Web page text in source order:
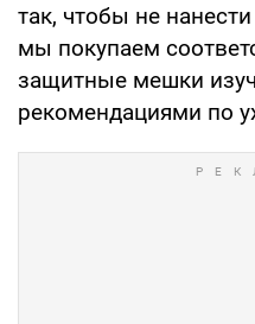
так, чтобы не
мы покупаем
защитные мешки
рекомендациями по